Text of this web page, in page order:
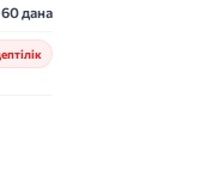
60 дана